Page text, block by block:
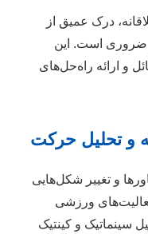
درک عمیق از
است. این
و ارائه راه‌حل‌های
و تحلیل حرکت
و تغییر شکل‌هایی
ورزشی
سینماتیک و کینتیک